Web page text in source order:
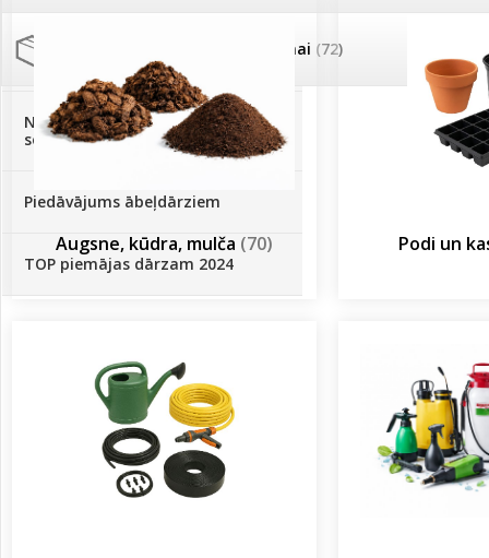
Palīglīdzekļi augu audzēšanai (72)
Klientu Diena
Novatec - izcils mēslošanai arī
sezonas otrajā pusē!
Piedāvājums ābeļdārziem
TOP piemājas dārzam 2024
Augsne, kūdra, mulča (70) Podi un